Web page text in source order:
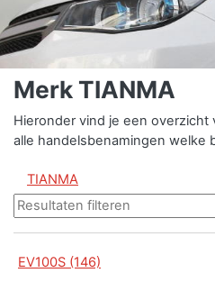
Merk TIANMA
Hieronder vind je een overzicht
alle handelsbenamingen welke
TIANMA
EV100S (146)